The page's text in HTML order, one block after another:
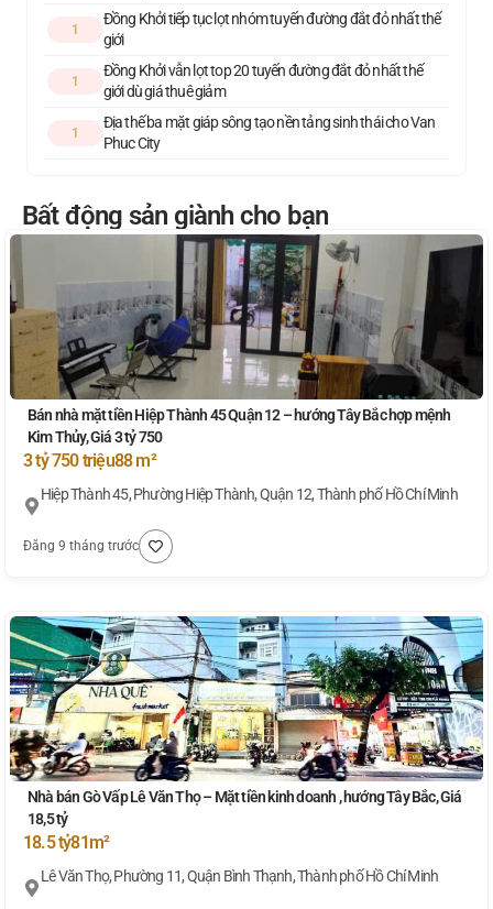
1
Đồng Khởi tiếp tục lọt nhóm tuyến đường đắt đỏ nhất thế
giới
1
Đồng Khởi vẫn lọt top 20 tuyến đường đắt đỏ nhất thế
giới dù giá thuê giảm
1
Địa thế ba mặt giáp sông tạo nền tảng sinh thái cho Van
Phuc City
Bất động sản giành cho bạn
Bán nhà mặt tiền Hiệp Thành 45 Quận 12 – hướng Tây Bắc hợp mệnh
Kim Thủy, Giá 3 tỷ 750
3 tỷ 750 triệu88 m²
Hiệp Thành 45, Phường Hiệp Thành, Quận 12, Thành phố Hồ Chí Minh
Đăng 9 tháng trước
Nhà bán Gò Vấp Lê Văn Thọ – Mặt tiền kinh doanh , hướng Tây Bắc, Giá
18,5 tỷ
18.5 tỷ81m²
Lê Văn Thọ, Phường 11, Quận Bình Thạnh, Thành phố Hồ Chí Minh